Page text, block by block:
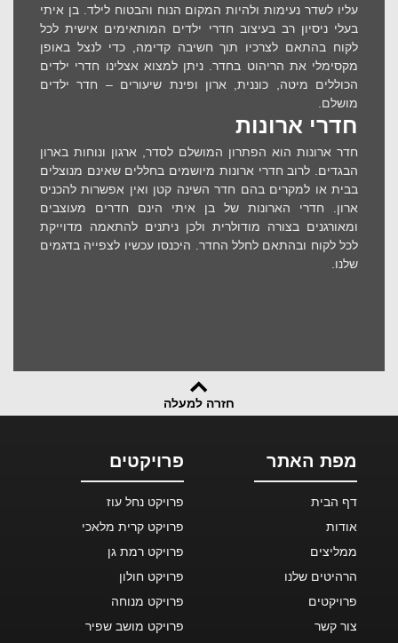
עליו לשדר נעימות ולהיות המקום הנוח והבטוח לילד. בן איתי
בעלי ניסיון רב בעיצוב חדרי ילדים המותאימים אישית לכל
לקוח בהתאם לצרכיו תוך חשיבה קדימה, כדי לנצל באופן
מקסימלי את הריהוט בחדר. ניתן למצוא אצלינו חדרי ילדים
הכוללים מיטה, כוננית, ארון ופינת שיעורים – חדר ילדים
מושלם.
חדרי ארונות
חדר ארונות הוא הפתרון המושלם לסדר, ארגון ונוחות בארון
הבגדים. לרוב חדרי ארונות מיושמים בחללים שאינם מנוצלים
בבית או למקרים בהם חדר השינה קטן ואין אפשרות להכניס
ארון. חדרי הארונות של בן איתי הינם חדרים מעוצבים
ומאורגנים בצורה מודולרית ולכן ניתנים להתאמה מדוייקת
לכל לקוח ובהתאם לחלל החדר. היכנסו עכשיו לצפייה בדגמים
שלנו.
חזרה למעלה
מפת האתר
דף הבית
אודות
ממליצים
הרהיטים שלנו
פרויקטים
צור קשר
פרויקטים
פרויקט נחל עוז
פרויקט קרית מלאכי
פרויקט רמת גן
פרויקט חולון
פרויקט מנוחה
פרויקט מושב שפיר